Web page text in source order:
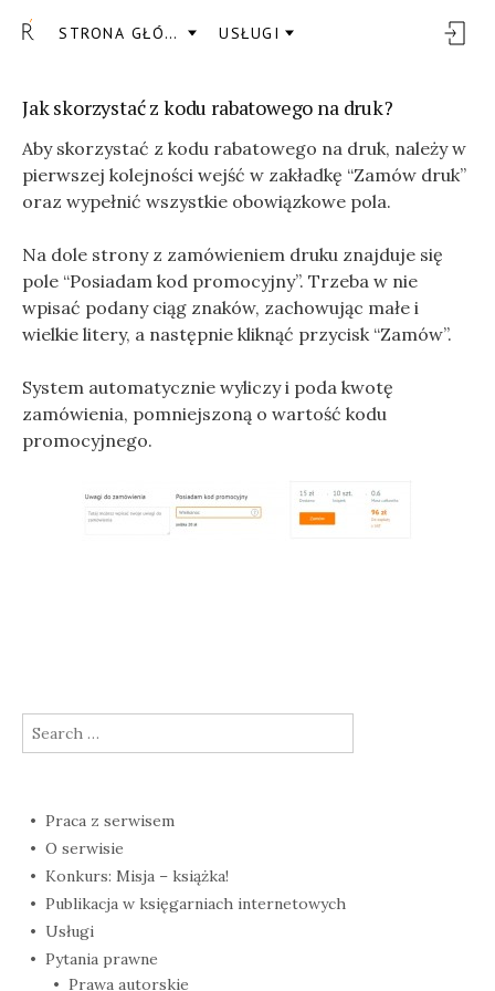
STRONA GŁÓWNA USŁUGI
Jak skorzystać z kodu rabatowego na druk?
Aby skorzystać z kodu rabatowego na druk, należy w
pierwszej kolejności wejść w zakładkę “Zamów druk”
oraz wypełnić wszystkie obowiązkowe pola.
Na dole strony z zamówieniem druku znajduje się
pole “Posiadam kod promocyjny”. Trzeba w nie
wpisać podany ciąg znaków, zachowując małe i
wielkie litery, a następnie kliknąć przycisk “Zamów”.
System automatycznie wyliczy i poda kwotę
zamówienia, pomniejszoną o wartość kodu
promocyjnego.
Search
for:
Praca z serwisem
O serwisie
Konkurs: Misja – książka!
Publikacja w księgarniach internetowych
Usługi
Pytania prawne
Prawa autorskie